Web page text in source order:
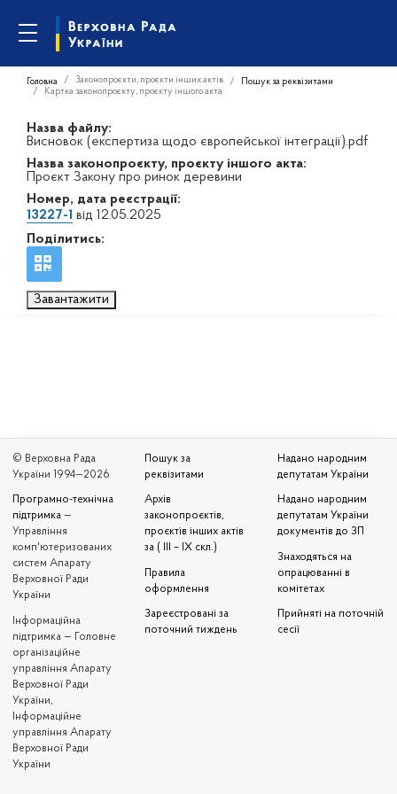
Головна Законопроєкти, проєкти інших актів
Пошук за реквізитами
Картка законопроєкту, проєкту іншого акта
Назва файлу:
Висновок (експертиза щодо європейської інтеграції).pdf
Назва законопроєкту, проєкту іншого акта:
Проєкт Закону про ринок деревини
Номер, дата реєстрації:
13227-1 від 12.05.2025
Поділитись:
Завантажити
© Верховна Рада
України 1994—2026
Програмно-технічна
підтримка —
Управління
комп'ютеризованих
систем Апарату
Верховної Ради
України
Iнформаційна
підтримка — Головне
організаційне
управління Апарату
Верховної Ради
України,
Інформаційне
управління Апарату
Верховної Ради
України
Пошук за
реквізитами
Архів
законопроєктів,
проєктів інших актів
за ( III – IX скл.)
Правила
оформлення
Зареєстровані за
поточний тиждень
Надано народним
депутатам України
Надано народним
депутатам України
документів до ЗП
Знаходяться на
опрацюванні в
комітетах
Прийняті на поточній
сесії